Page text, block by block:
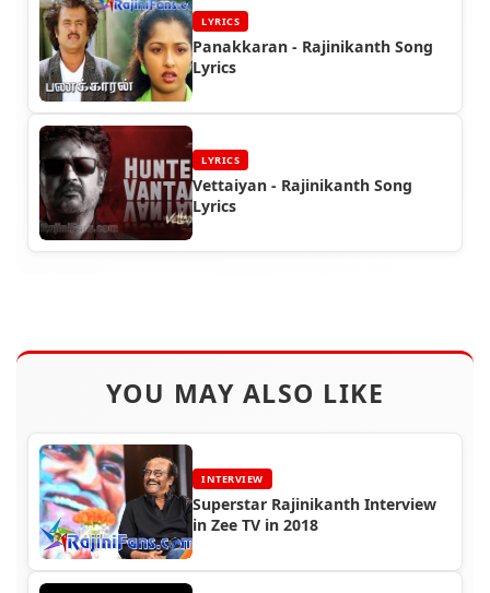
LYRICS
Panakkaran - Rajinikanth Song
Lyrics
LYRICS
Vettaiyan - Rajinikanth Song
Lyrics
YOU MAY ALSO LIKE
INTERVIEW
Superstar Rajinikanth Interview
in Zee TV in 2018